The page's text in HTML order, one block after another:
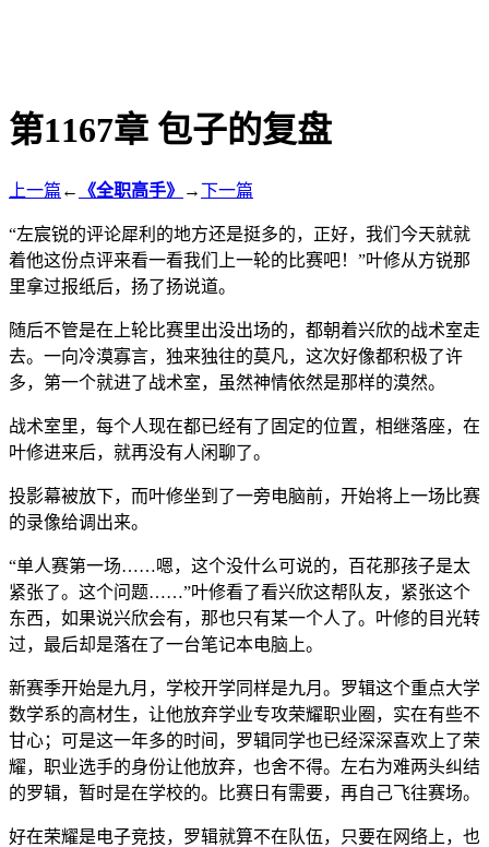
第1167章 包子的复盘
上一篇 ← 《全职高手》 →下一篇
“左宸锐的评论犀利的地方还是挺多的，正好，我们今天就就
着他这份点评来看一看我们上一轮的比赛吧！”叶修从方锐那
里拿过报纸后，扬了扬说道。
随后不管是在上轮比赛里出没出场的，都朝着兴欣的战术室走
去。一向冷漠寡言，独来独往的莫凡，这次好像都积极了许
多，第一个就进了战术室，虽然神情依然是那样的漠然。
战术室里，每个人现在都已经有了固定的位置，相继落座，在
叶修进来后，就再没有人闲聊了。
投影幕被放下，而叶修坐到了一旁电脑前，开始将上一场比赛
的录像给调出来。
“单人赛第一场……嗯，这个没什么可说的，百花那孩子是太
紧张了。这个问题……”叶修看了看兴欣这帮队友，紧张这个
东西，如果说兴欣会有，那也只有某一个人了。叶修的目光转
过，最后却是落在了一台笔记本电脑上。
新赛季开始是九月，学校开学同样是九月。罗辑这个重点大学
数学系的高材生，让他放弃学业专攻荣耀职业圈，实在有些不
甘心；可是这一年多的时间，罗辑同学也已经深深喜欢上了荣
耀，职业选手的身份让他放弃，也舍不得。左右为难两头纠结
的罗辑，暂时是在学校的。比赛日有需要，再自己飞往赛场。
好在荣耀是电子竞技，罗辑就算不在队伍，只要在网络上，也